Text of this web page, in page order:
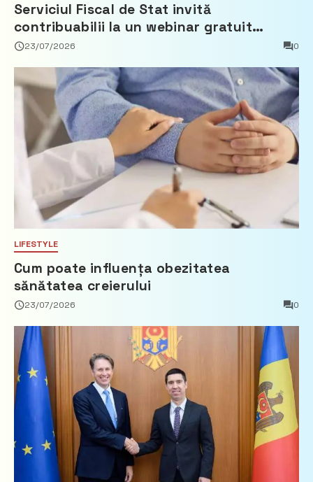
Serviciul Fiscal de Stat invită
contribuabilii la un webinar gratuit
privind calculul impozitului pe bunurile
23/07/2026 0
LIFESTYLE
Cum poate influența obezitatea
sănătatea creierului
23/07/2026 0